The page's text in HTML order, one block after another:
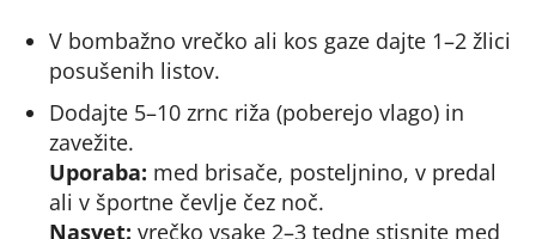
V bombažno vrečko ali kos gaze dajte 1–2 žlici
posušenih listov.
Dodajte 5–10 zrnc riža (poberejo vlago) in
zavežite.
Uporaba: med brisače, posteljnino, v predal
ali v športne čevlje čez noč.
Nasvet: vrečko vsake 2–3 tedne stisnite med